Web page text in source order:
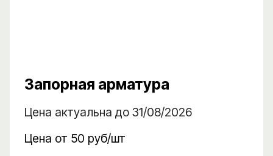
Запорная арматура
Цена актуальна до 31/08/2026
Цена от 50 руб/шт